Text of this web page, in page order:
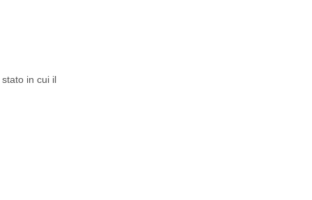
in cui il